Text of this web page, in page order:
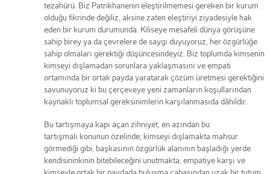
tezahürü. Biz Patrikhanenin eleştirilmemesi gereken bir kurum
olduğu fikrinde değiliz, aksine zaten eleştiriyi ziyadesiyle hak
eden bir kurum durumunda. Kiliseye mesafeli dünya görüşüne
sahip birey ya da çevrelere de saygı duyuyoruz, her özgürlüğe
sahip olmaları gerektiği düşüncesindeyiz. Biz toplumda kimsenin
kimseyi dışlamadan sorunlara yaklaşmasını ve empati
ortamında bir ortak payda yaratarak çözüm üretmesi gerektiğini
savunuyoruz ki bu çerçeveye yeni zamanların koşullarından
kaynaklı toplumsal gereksinimlerin karşılanmasıda dâhildir.
Bu tartışmaya kapı açan zihniyet, en azından bu
tartışmalı konunun özelinde; kimseyi dışlamakta mahsur
görmediği gibi, başkasının özgürlük alanının başladığı yerde
kendisininkinin bitebileceğini unutmakta, empatiye karşı ve